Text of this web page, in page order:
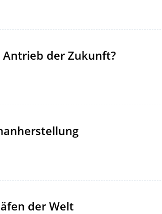
der Zukunft?
der Welt